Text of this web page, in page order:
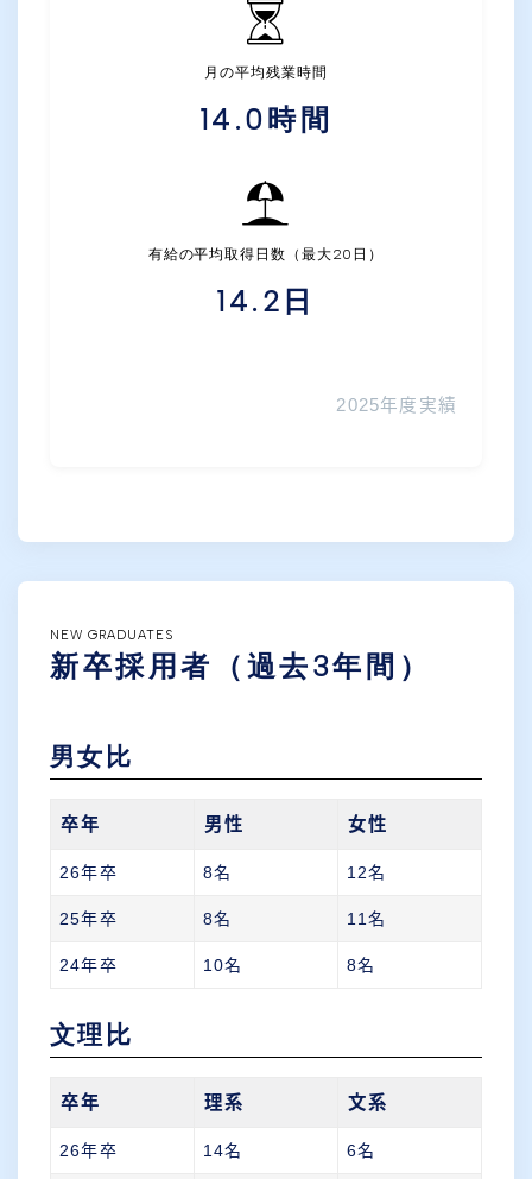
月の平均残業時間
14.0時間
有給の平均取得日数（最大20日）
14.2 日
2025年度実績
NEW GRADUATES
新卒採用者（過去3年間）
男女比
卒年 男性 女性
26年卒 8名 12名
25年卒 8名 11名
24年卒 10名 8名
文理比
卒年 理系 文系
26年卒 14名 6名